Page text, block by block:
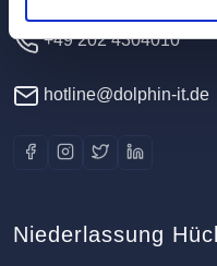
+49 202 4304010
hotline@dolphin-it.de
Niederlassung